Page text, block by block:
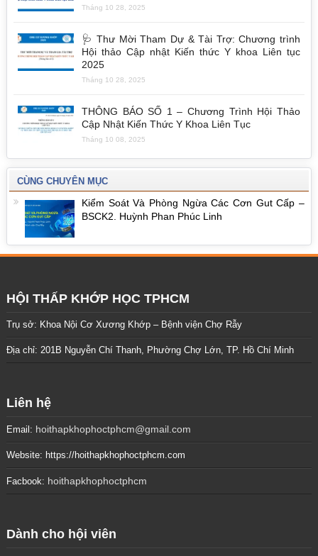
Tháng 10 28, 2025
🩺 Thư Mời Tham Dự & Tài Trợ: Chương trình
Hội thảo Cập nhật Kiến thức Y khoa Liên tục
2025
Tháng 10 28, 2025
THÔNG BÁO SỐ 1 – Chương Trình Hội Thảo
Cập Nhật Kiến Thức Y Khoa Liên Tục
Tháng 10 08, 2025
CÙNG CHUYÊN MỤC
Kiểm Soát Và Phòng Ngừa Các Cơn Gut Cấp –
BSCK2. Huỳnh Phan Phúc Linh
HỘI THẤP KHỚP HỌC TPHCM
Trụ sở: Khoa Nội Cơ Xương Khớp – Bệnh viện Chợ Rẫy
Địa chỉ: 201B Nguyễn Chí Thanh, Phường Chợ Lớn, TP. Hồ Chí Minh
Liên hệ
Email: hoithapkhophoctphcm@gmail.com
Website: https://hoithapkhophoctphcm.com
Facbook: hoithapkhophoctphcm
Dành cho hội viên